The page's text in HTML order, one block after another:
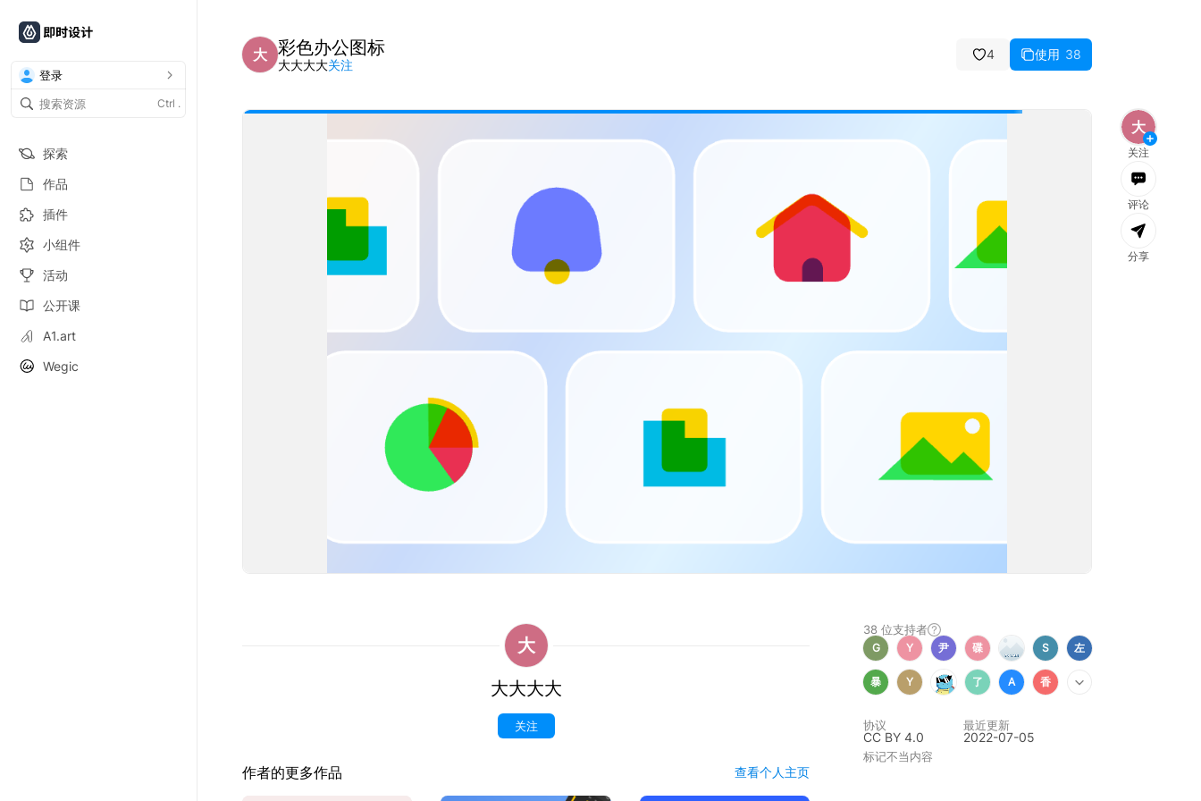
登录
Ctrl .
探索
作品
插件
小组件
活动
公开课
A1.art
Wegic
大 彩色办公图标
大大大大关注
4 使用 38
大
大大大大
关注
作者的更多作品 查看个人 主页
38 位支持者
G Y 尹 碟 S 左
暴 Y 了 A 香
协议
CC BY 4.0
最近更新
2022-07-05
标记不当内容
大
关注
评论
分享
文件 团队